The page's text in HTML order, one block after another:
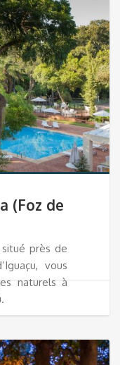
(Foz de
près de
vous
naturels à